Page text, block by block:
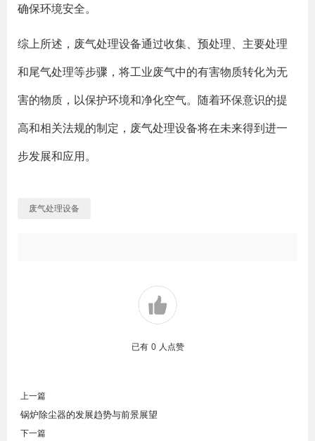
确保环境安全。
综上所述，废气处理设备通过收集、预处理、主要处理
和尾气处理等步骤，将工业废气中的有害物质转化为无
害的物质，以保护环境和净化空气。随着环保意识的提
高和相关法规的制定，废气处理设备将在未来得到进一
步发展和应用。
废气处理设备
已有 0 人点赞
上一篇
锅炉除尘器的发展趋势与前景展望
下一篇